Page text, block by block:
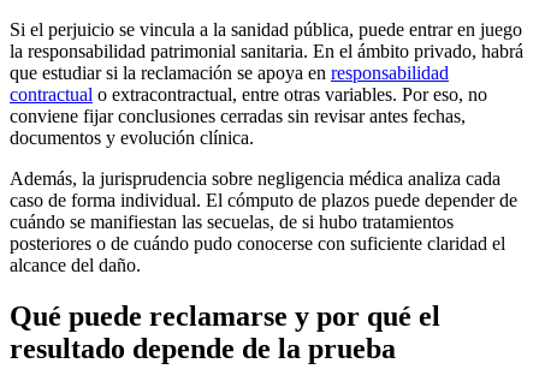
Si el perjuicio se vincula a la sanidad pública, puede entrar en juego
la responsabilidad patrimonial sanitaria. En el ámbito privado, habrá
que estudiar si la reclamación se apoya en responsabilidad
contractual o extracontractual, entre otras variables. Por eso, no
conviene fijar conclusiones cerradas sin revisar antes fechas,
documentos y evolución clínica.
Además, la jurisprudencia sobre negligencia médica analiza cada
caso de forma individual. El cómputo de plazos puede depender de
cuándo se manifiestan las secuelas, de si hubo tratamientos
posteriores o de cuándo pudo conocerse con suficiente claridad el
alcance del daño.
Qué puede reclamarse y por qué el
resultado depende de la prueba